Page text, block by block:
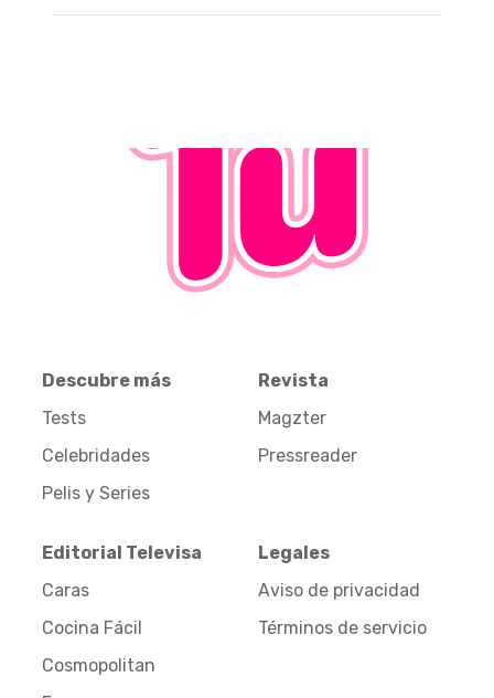
Descubre más
Tests
Celebridades
Pelis y Series
Revista
Magzter
Pressreader
Editorial Televisa
Caras
Cocina Fácil
Cosmopolitan
Legales
Aviso de privacidad
Términos de servicio